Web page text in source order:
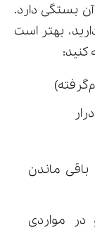
بستگی دارد.
بهتر است
ماندن
مواردی